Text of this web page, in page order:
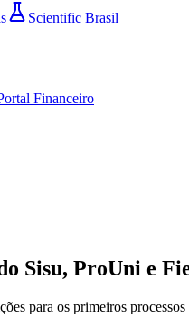
Scientific Brasil
Financeiro
Sisu, ProUni e
para os primeiros